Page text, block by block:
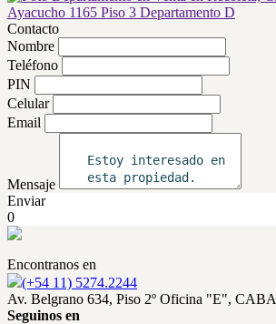
Contacto
Nombre
Teléfono
PIN
Celular
Email
Mensaje
Enviar
0
Encontranos en
(+54 11) 5274.2244
Av. Belgrano 634, Piso 2º Oficina "E", CABA
Seguinos en